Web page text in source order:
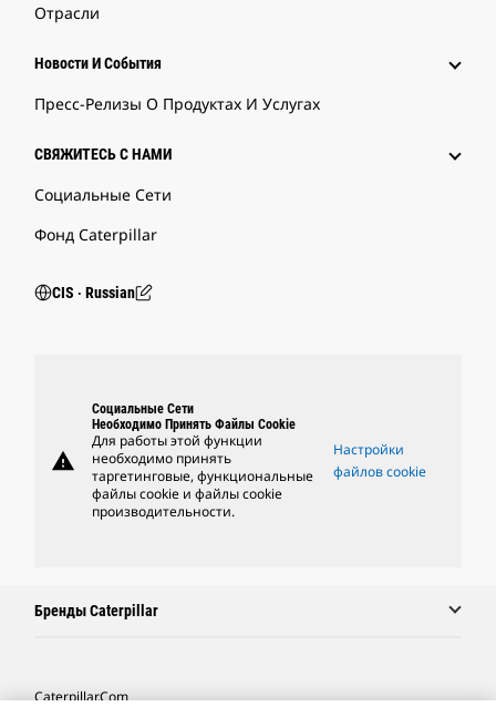
Отрасли
Новости И События
Пресс-Релизы О Продуктах И Услугах
СВЯЖИТЕСЬ С НАМИ
Социальные Сети
Фонд Caterpillar
CIS ‧ Russian
warning
Социальные Сети
Необходимо Принять Файлы Cookie
Для работы этой функции
необходимо принять
таргетинговые, функциональные
файлы cookie и файлы cookie
производительности.
Настройки
файлов cookie
Бренды Caterpillar
Caterpillar.com